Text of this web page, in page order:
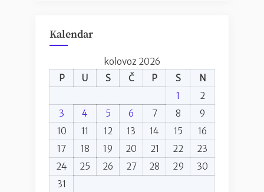
Kalendar
kolovoz 2026
P
U S Č P S
N
1
2
3
4 5 6 7 8
9
10
11 12 13 14 15
16
17
18 19 20 21 22
23
24
25 26 27 28 29
30
31